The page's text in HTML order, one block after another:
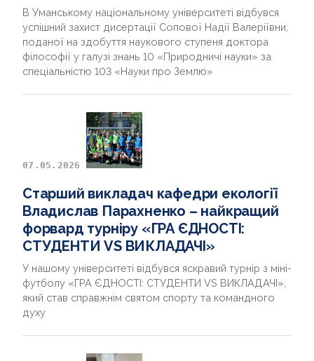
В Уманському національному університеті відбувся
успішний захист дисертації Сопової Надії Валеріївни,
поданої на здобуття наукового ступеня доктора
філософії у галузі знань 10 «Природничі науки» за
спеціальністю 103 «Науки про Землю»
07.05.2026
Старший викладач кафедри екології
Владислав Парахненко – найкращий
форвард турніру «ГРА ЄДНОСТІ:
СТУДЕНТИ VS ВИКЛАДАЧІ»
У нашому університеті відбувся яскравий турнір з міні-
футболу «ГРА ЄДНОСТІ: СТУДЕНТИ VS ВИКЛАДАЧІ»,
який став справжнім святом спорту та командного
духу